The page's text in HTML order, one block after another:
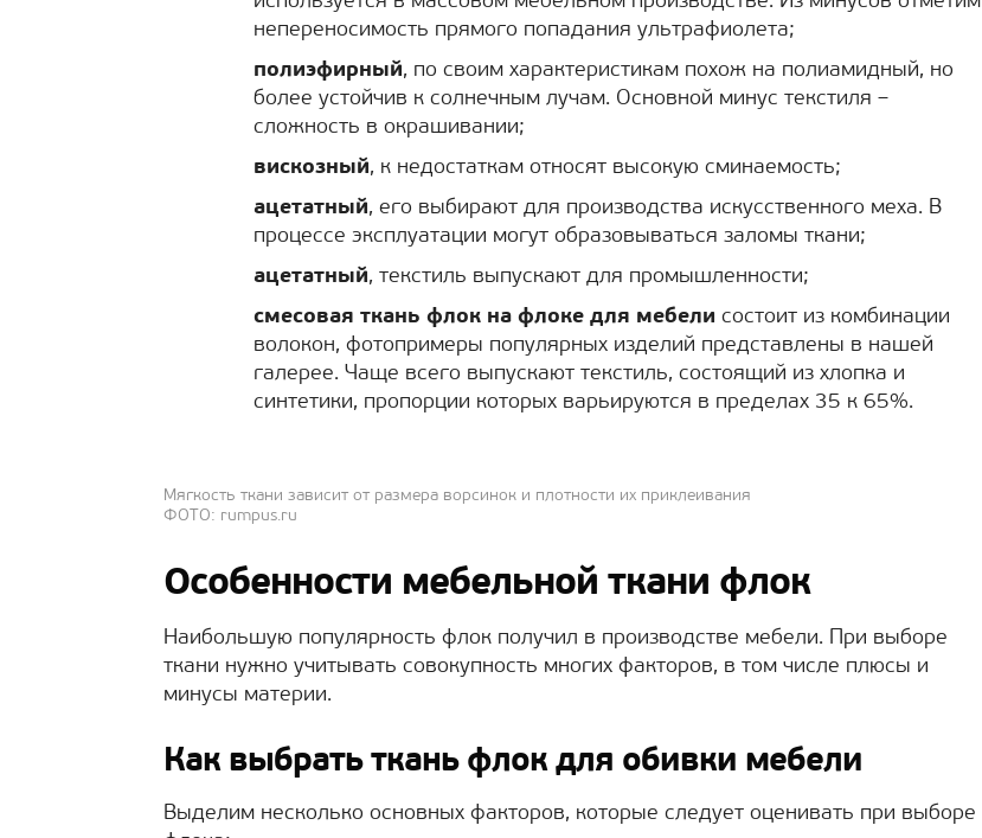
непереносимость прямого попадания ультрафиолета;
полиэфирный, по своим характеристикам похож на полиамидный, но
более устойчив к солнечным лучам. Основной минус текстиля –
сложность в окрашивании;
вискозный, к недостаткам относят высокую сминаемость;
ацетатный, его выбирают для производства искусственного меха. В
процессе эксплуатации могут образовываться заломы ткани;
ацетатный, текстиль выпускают для промышленности;
смесовая ткань флок на флоке для мебели состоит из комбинации
волокон, фотопримеры популярных изделий представлены в нашей
галерее. Чаще всего выпускают текстиль, состоящий из хлопка и
синтетики, пропорции которых варьируются в пределах 35 к 65%.
Мягкость ткани зависит от размера ворсинок и плотности их приклеивания
ФОТО: rumpus.ru
Особенности мебельной ткани флок
Наибольшую популярность флок получил в производстве мебели. При выборе
ткани нужно учитывать совокупность многих факторов, в том числе плюсы и
минусы материи.
Как выбрать ткань флок для обивки мебели
Выделим несколько основных факторов, которые следует оценивать при выборе